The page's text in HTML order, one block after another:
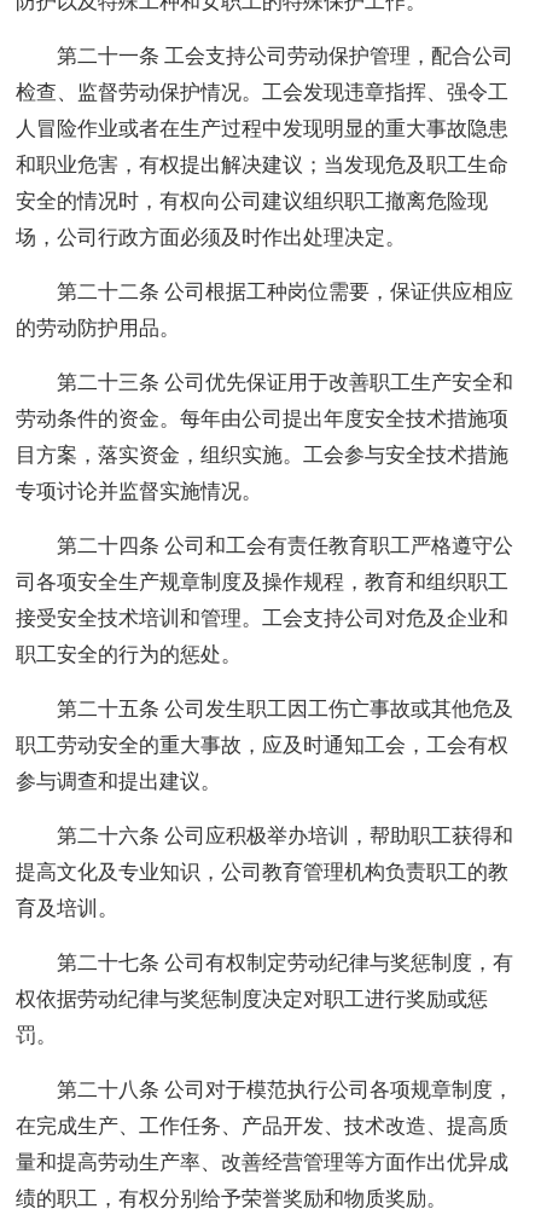
第二十一条 工会支持公司劳动保护管理，配合公司
检查、监督劳动保护情况。工会发现违章指挥、强令工
人冒险作业或者在生产过程中发现明显的重大事故隐患
和职业危害，有权提出解决建议；当发现危及职工生命
安全的情况时，有权向公司建议组织职工撤离危险现
场，公司行政方面必须及时作出处理决定。
第二十二条 公司根据工种岗位需要，保证供应相应
的劳动防护用品。
第二十三条 公司优先保证用于改善职工生产安全和
劳动条件的资金。每年由公司提出年度安全技术措施项
目方案，落实资金，组织实施。工会参与安全技术措施
专项讨论并监督实施情况。
第二十四条 公司和工会有责任教育职工严格遵守公
司各项安全生产规章制度及操作规程，教育和组织职工
接受安全技术培训和管理。工会支持公司对危及企业和
职工安全的行为的惩处。
第二十五条 公司发生职工因工伤亡事故或其他危及
职工劳动安全的重大事故，应及时通知工会，工会有权
参与调查和提出建议。
第二十六条 公司应积极举办培训，帮助职工获得和
提高文化及专业知识，公司教育管理机构负责职工的教
育及培训。
第二十七条 公司有权制定劳动纪律与奖惩制度，有
权依据劳动纪律与奖惩制度决定对职工进行奖励或惩
罚。
第二十八条 公司对于模范执行公司各项规章制度，
在完成生产、工作任务、产品开发、技术改造、提高质
量和提高劳动生产率、改善经营管理等方面作出优异成
绩的职工，有权分别给予荣誉奖励和物质奖励。